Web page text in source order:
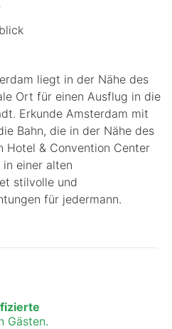
liegt in der Nähe des
Ort für einen Ausflug in die
Erkunde Amsterdam mit
Bahn, die in der Nähe des
Hotel & Convention Center
einer alten
stilvolle und
für jedermann.
Gästen.